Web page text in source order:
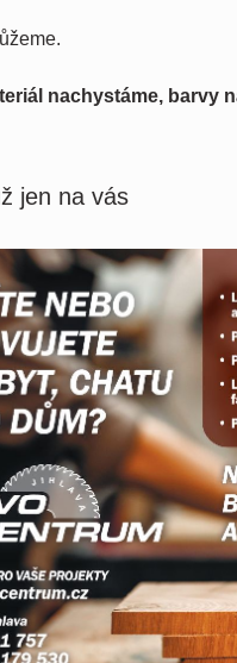
nachystáme, barvy
jen na vás